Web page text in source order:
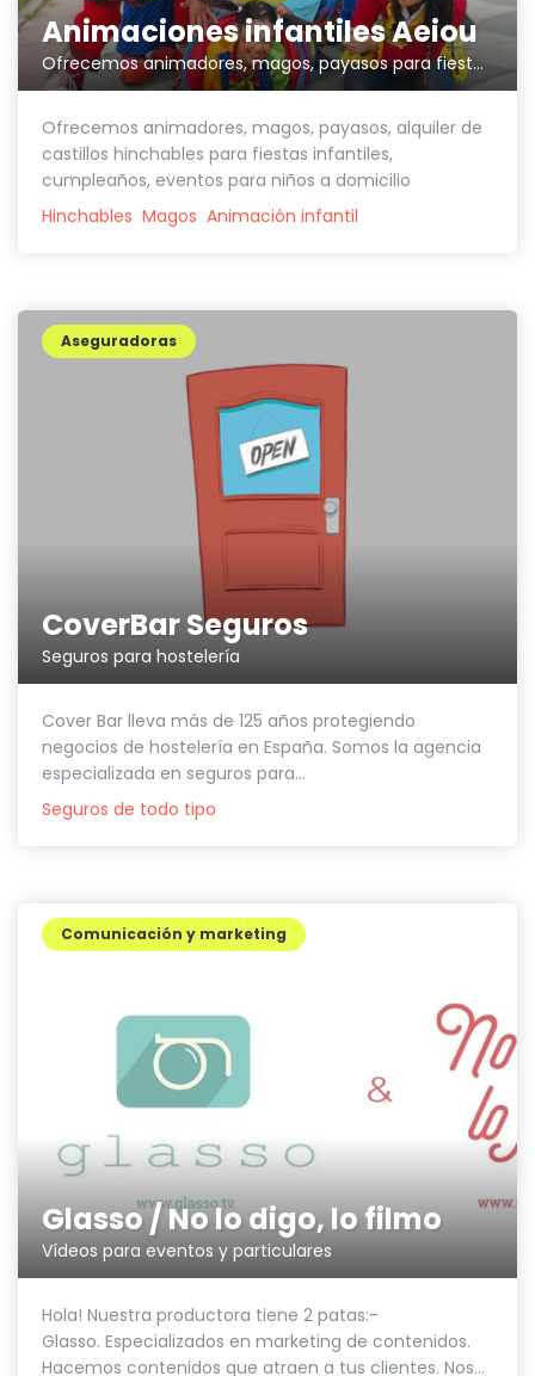
Animaciones infantiles Aeiou
Ofrecemos animadores, magos, payasos para fiestas infantiles
Ofrecemos animadores, magos, payasos, alquiler de
castillos hinchables para fiestas infantiles,
cumpleaños, eventos para niños a domicilio
Hinchables Magos Animación infantil
CoverBar Seguros
Seguros para hostelería
Aseguradoras
Cover Bar lleva más de 125 años protegiendo
negocios de hostelería en España. Somos la agencia
especializada en seguros para...
Seguros de todo tipo
Glasso / No lo digo, lo filmo
Vídeos para eventos y particulares
Comunicación y marketing
Hola! Nuestra productora tiene 2 patas:-
Glasso. Especializados en marketing de contenidos.
Hacemos contenidos que atraen a tus clientes. Nos...